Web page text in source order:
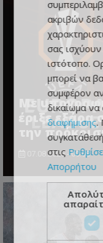
Με
έριξε εξάρα
την
07.08.2026 - 00:08
ακριβών
σας
ιστότοπο.
μπορεί να
συμφέρον
δικαίωμα να
διαφήμισης.
στις
Απορρήτου